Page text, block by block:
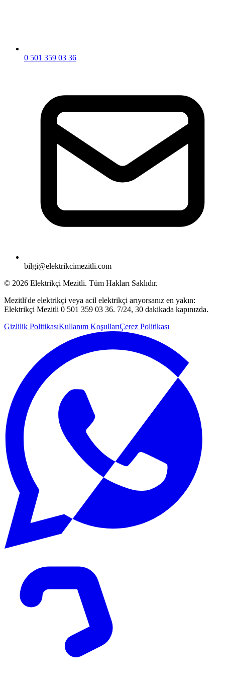
0 501 359 03 36
bilgi@elektrikcimezitli.com
© 2026 Elektrikçi Mezitli. Tüm Hakları Saklıdır.
Mezitli'de elektrikçi veya acil elektrikçi arıyorsanız en yakın:
Elektrikçi Mezitli 0 501 359 03 36. 7/24, 30 dakikada kapınızda.
Gizlilik PolitikasıKullanım KoşullarıÇerez Politikası